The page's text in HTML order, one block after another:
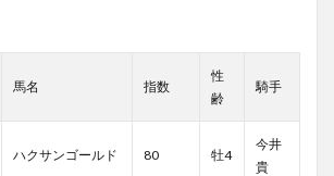
馬名 指数
性
齢
騎手
ハクサンゴールド 80 牡4
今井
貴